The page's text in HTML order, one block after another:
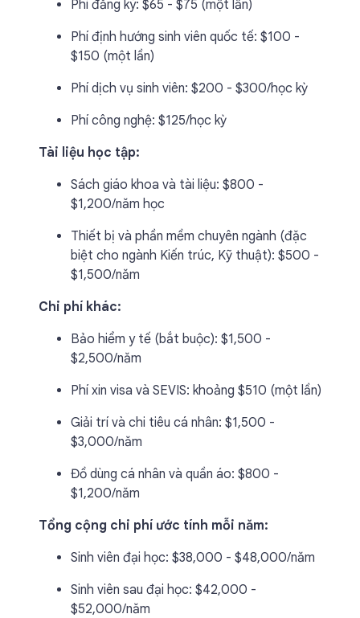
Phí đăng ký: $65 - $75 (một lần)
Phí định hướng sinh viên quốc tế: $100 -
$150 (một lần)
Phí dịch vụ sinh viên: $200 - $300/học kỳ
Phí công nghệ: $125/học kỳ
Tài liệu học tập:
Sách giáo khoa và tài liệu: $800 -
$1,200/năm học
Thiết bị và phần mềm chuyên ngành (đặc
biệt cho ngành Kiến trúc, Kỹ thuật): $500 -
$1,500/năm
Chi phí khác:
Bảo hiểm y tế (bắt buộc): $1,500 -
$2,500/năm
Phí xin visa và SEVIS: khoảng $510 (một lần)
Giải trí và chi tiêu cá nhân: $1,500 -
$3,000/năm
Đồ dùng cá nhân và quần áo: $800 -
$1,200/năm
Tổng cộng chi phí ước tính mỗi năm:
Sinh viên đại học: $38,000 - $48,000/năm
Sinh viên sau đại học: $42,000 -
$52,000/năm